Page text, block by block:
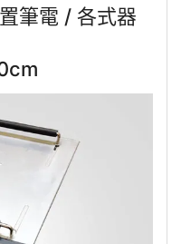
筆電 / 各式器